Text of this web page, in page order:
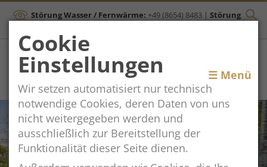
Störung Wasser / Fernwärme: +49 (8654) 8483 | Störung
Toggle
navigation
☰ Menü
Cookie
Einstellungen
Wir setzen automatisiert nur technisch
notwendige Cookies, deren Daten von uns
nicht weitergegeben werden und
ausschließlich zur Bereitstellung der
Funktionalität dieser Seite dienen.